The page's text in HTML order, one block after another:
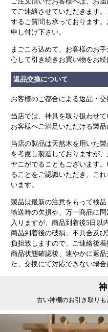
てご連絡させていただきます
するご質問も承っております
申し付け下さい。
まごころ込めて、お客様のお
心して引き続きお買い物をお続
返品交換について
お客様のご都合による返品・交
当店では、神具を取り扱わせ
お客様へご満足いただける製
当店の製品は天然木を用いた
を考慮し製造しておりますが
ヤニがでることもございます
ることをご認識いただき、こ
います。
製品は最新の注意をもって検
輸送時の欠損や、万一商品に
入りますが、商品到着後5日以
商品到着後の破損、不具合及
負担致しますので、ご連絡後着
商品状態確認後、速やかに返
た、交換にて対応できない場合
古い神棚のお引き取りも